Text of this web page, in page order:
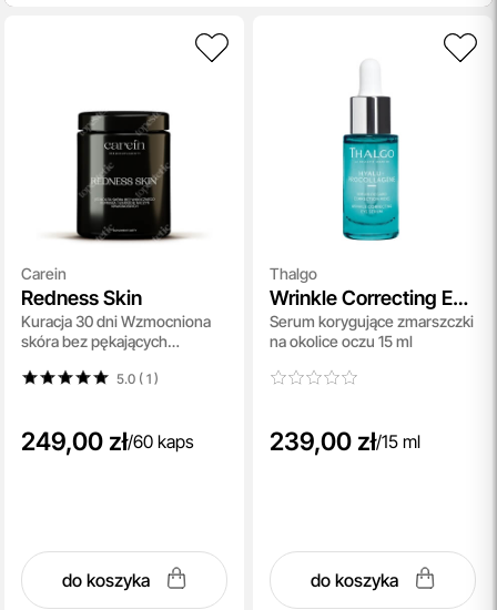
Carein
Redness Skin
Kuracja 30 dni Wzmocniona
skóra bez pękających
5.0 ( 1)
249,00 zł/60 kaps
do koszyka
Thalgo
Wrinkle Correcting Eye
Serum
Serum korygujące zmarszczki
na okolice oczu 15 ml
239,00 zł/15 ml
do koszyka